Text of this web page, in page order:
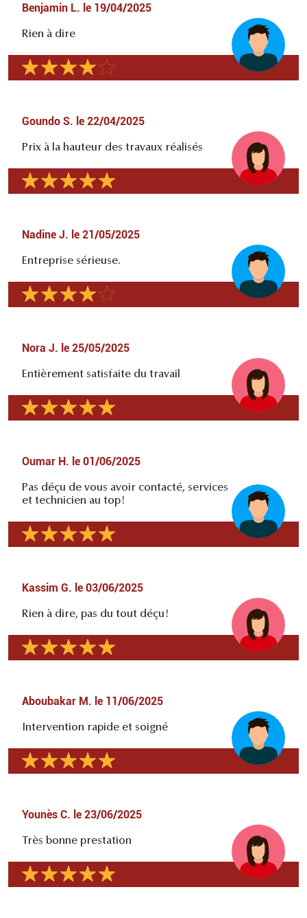
Benjamin L. le 19/04/2025
Rien à dire
Goundo S. le 22/04/2025
Prix à la hauteur des travaux réalisés
Nadine J. le 21/05/2025
Entreprise sérieuse.
Nora J. le 25/05/2025
Entièrement satisfaite du travail
Oumar H. le 01/06/2025
Pas déçu de vous avoir contacté, services
et technicien au top!
Kassim G. le 03/06/2025
Rien à dire, pas du tout déçu!
Aboubakar M. le 11/06/2025
Intervention rapide et soigné
Younès C. le 23/06/2025
Très bonne prestation